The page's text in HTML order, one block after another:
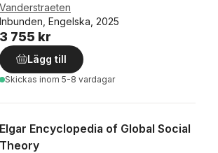
Vanderstraeten
Inbunden, Engelska, 2025
3 755 kr
Lägg till
Skickas inom 5-8 vardagar
Elgar Encyclopedia of Global Social
Theory